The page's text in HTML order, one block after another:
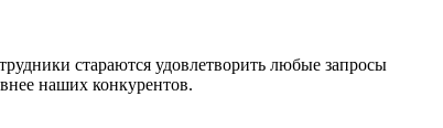
стараются удовлетворить любые запросы
наших конкурентов.